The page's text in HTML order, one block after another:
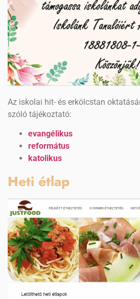
Az iskolai hit- és erkölcstan
szóló tájékoztató:
evangélikus
református
katolikus
Heti étlap